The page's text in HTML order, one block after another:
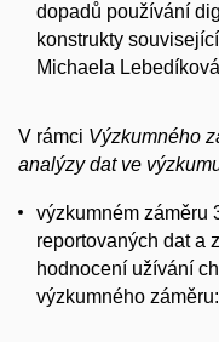
dopadů používání
konstrukty
Michaela
V rámci Výzkumného
analýzy dat ve
výzkumném záměru
reportovaných dat a
hodnocení užívání
výzkumného